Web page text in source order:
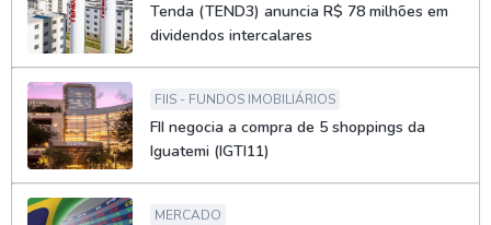
Tenda (TEND3) anuncia R$ 78 milhões em
dividendos intercalares
FIIS - FUNDOS IMOBILIÁRIOS
FII negocia a compra de 5 shoppings da
Iguatemi (IGTI11)
MERCADO